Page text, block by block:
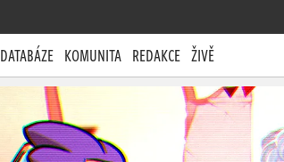
DATABÁZE KOMUNITA REDAKCE ŽIVĚ